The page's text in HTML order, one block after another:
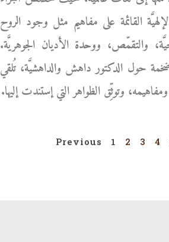
القائمة على مفاهيم مثل وجود الروح
والتقمّص، ووحدة الأديان الجوهريَّة.
حول الدكتور داهش والداهشيَّة، تُلقي
وتوثِّق الظواهر التي إستندت إليها.
Previous 1 2 3 4